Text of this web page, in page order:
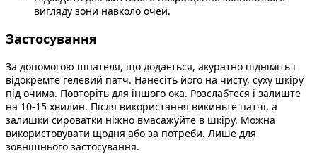
вигляду зони навколо очей.
Застосування
За допомогою шпателя, що додається, акуратно підніміть і
відокремте гелевий патч. Нанесіть його на чисту, суху шкіру
під очима. Повторіть для іншого ока. Розслабтеся і залиште
на 10-15 хвилин. Після використання викиньте патчі, а
залишки сироватки ніжно вмасажуйте в шкіру. Можна
використовувати щодня або за потреби. Лише для
зовнішнього застосування.